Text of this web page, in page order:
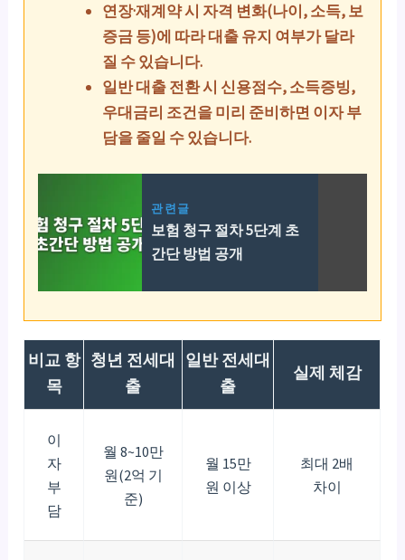
연장·재계약 시 자격 변화(나이, 소득, 보
증금 등)에 따라 대출 유지 여부가 달라
질 수 있습니다.
일반 대출 전환 시 신용점수, 소득증빙,
우대금리 조건을 미리 준비하면 이자 부
담을 줄일 수 있습니다.
관련글
보험 청구 절차 5단계 초
간단 방법 공개
비교 항
목
청년 전세대
출
일반 전세대
출
실제 체감
이
자
부
담
월 8~10만
원(2억 기
준)
월 15만
원 이상
최대 2배
차이